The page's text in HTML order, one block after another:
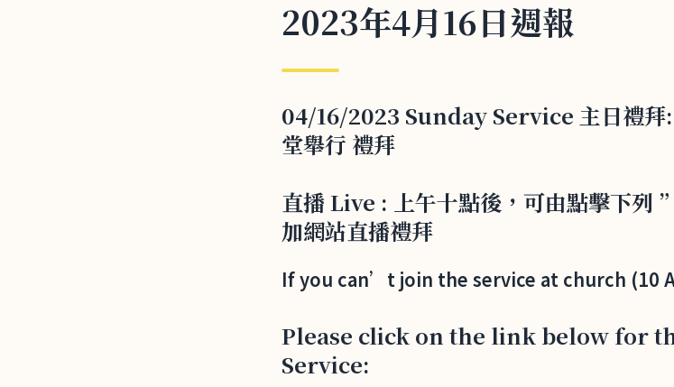
2023年4月16日週報
04/16/2023 Sunday Service 主日禮拜
堂舉行 禮拜
直播 Live : 上午十點後，可由點擊下
加網站直播禮拜
If you can’t join the service at church (10
Please click on the link below for
Service: